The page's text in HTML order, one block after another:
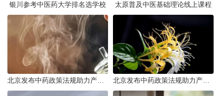
银川参考中医药大学排名选学校 太原普及中医基础理论线上课程